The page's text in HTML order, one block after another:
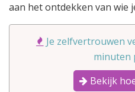
aan het ontdekken van wie
Je zelfvertrouwen
minuten
Bekijk